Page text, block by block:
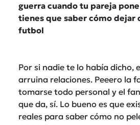
guerra cuando tu pareja
tienes que saber cómo dejar
futbol
Por si nadie te lo había dicho,
arruina relaciones. Peeero la
tomarse todo personal y el
que da, sí. Lo bueno es que
reales para saber cómo no